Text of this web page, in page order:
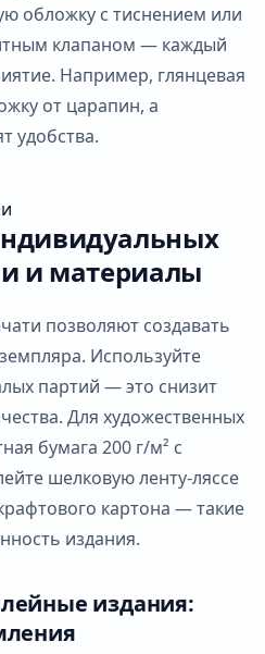
обложку с тиснением или
клапаном — каждый
Например, глянцевая
от царапин, а
удобства.
и материалы
позволяют создавать
Используйте
партий — это снизит
Для художественных
бумага 200 г/м² с
шелковую ленту-ляссе
картона — такие
издания.
издания: